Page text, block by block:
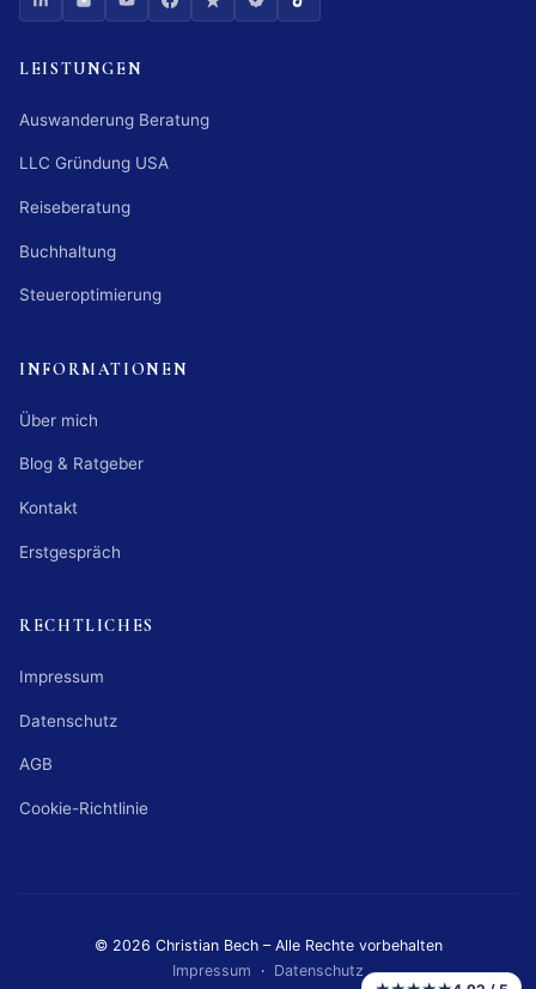
LEISTUNGEN
Auswanderung Beratung
LLC Gründung USA
Reiseberatung
Buchhaltung
Steueroptimierung
INFORMATIONEN
Über mich
Blog & Ratgeber
Kontakt
Erstgespräch
RECHTLICHES
Impressum
Datenschutz
AGB
Cookie-Richtlinie
© 2026 Christian Bech – Alle Rechte vorbehalten
Impressum · Datenschutz